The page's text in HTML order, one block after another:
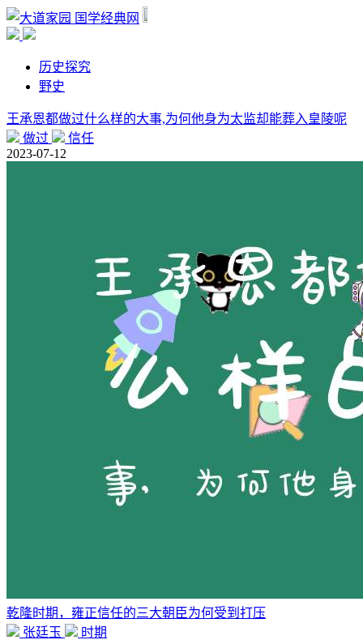
国学经典网
历史探究
野史
王承恩都做过什么样的大事,为何他身为太监却能葬入皇陵呢
做过
信任
2023-07-12
乾隆时期，雍正信任的三大朝臣为何受到打压
张廷玉
时期